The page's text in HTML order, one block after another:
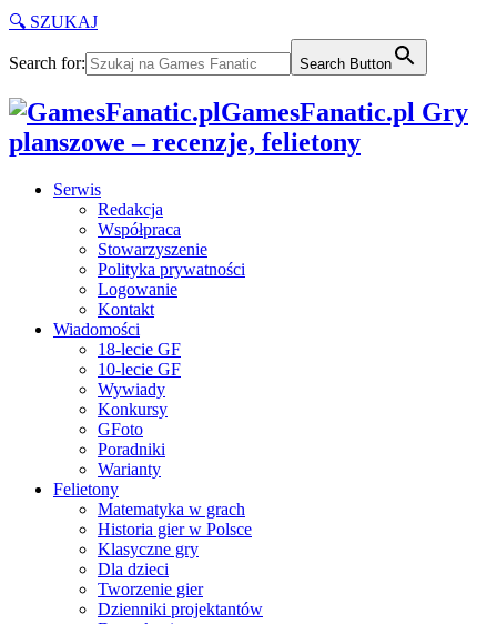
🔍 SZUKAJ
Search for: Search Button
GamesFanatic.pl Gry
planszowe – recenzje, felietony
Serwis
Redakcja
Współpraca
Stowarzyszenie
Polityka prywatności
Logowanie
Kontakt
Wiadomości
18-lecie GF
10-lecie GF
Wywiady
Konkursy
GFoto
Poradniki
Warianty
Felietony
Matematyka w grach
Historia gier w Polsce
Klasyczne gry
Dla dzieci
Tworzenie gier
Dzienniki projektantów